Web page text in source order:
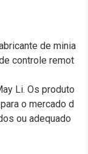
de minia
controle remot
Li. Os produto
o mercado d
ou adequado